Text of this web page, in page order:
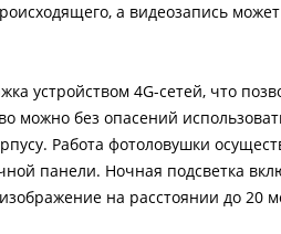
а видеозапись
устройством 4G-сетей, что
можно без опасений
Работа фотоловушки
панели. Ночная подсветка
на расстоянии до 20